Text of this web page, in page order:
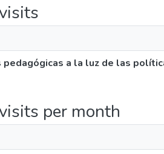
pedagógicas a la luz de las
per month